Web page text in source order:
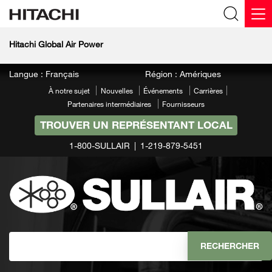
Hitachi Global Air Power
Langue : Français Région : Amériques
À notre sujet Nouvelles Événements
Carrières
Partenaires intermédiaires
Fournisseurs
TROUVER UN REPRÉSENTANT LOCAL
1-800-SULLAIR 1-219-879-5451